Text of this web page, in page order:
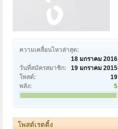
ความเคลื่อนไหวล่าสุด:
18 มกราคม 2016
วันที่สมัครสมาชิก:
19 มกราคม 2015
โพสต์:
19
พลัง:
5
โพสต์เรตติ้ง